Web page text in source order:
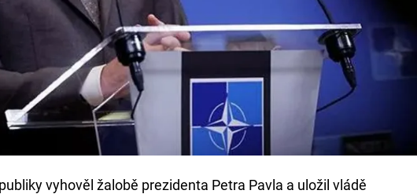
vyhověl žalobě prezidenta Petra Pavla a uložil vládě